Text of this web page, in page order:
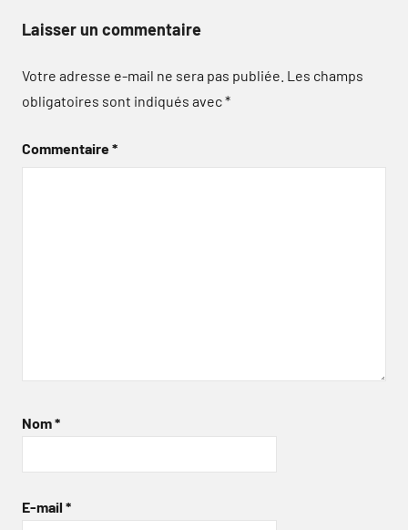
Laisser un commentaire
Votre adresse e-mail ne sera pas publiée. Les champs
obligatoires sont indiqués avec*
Commentaire*
Nom*
E-mail *